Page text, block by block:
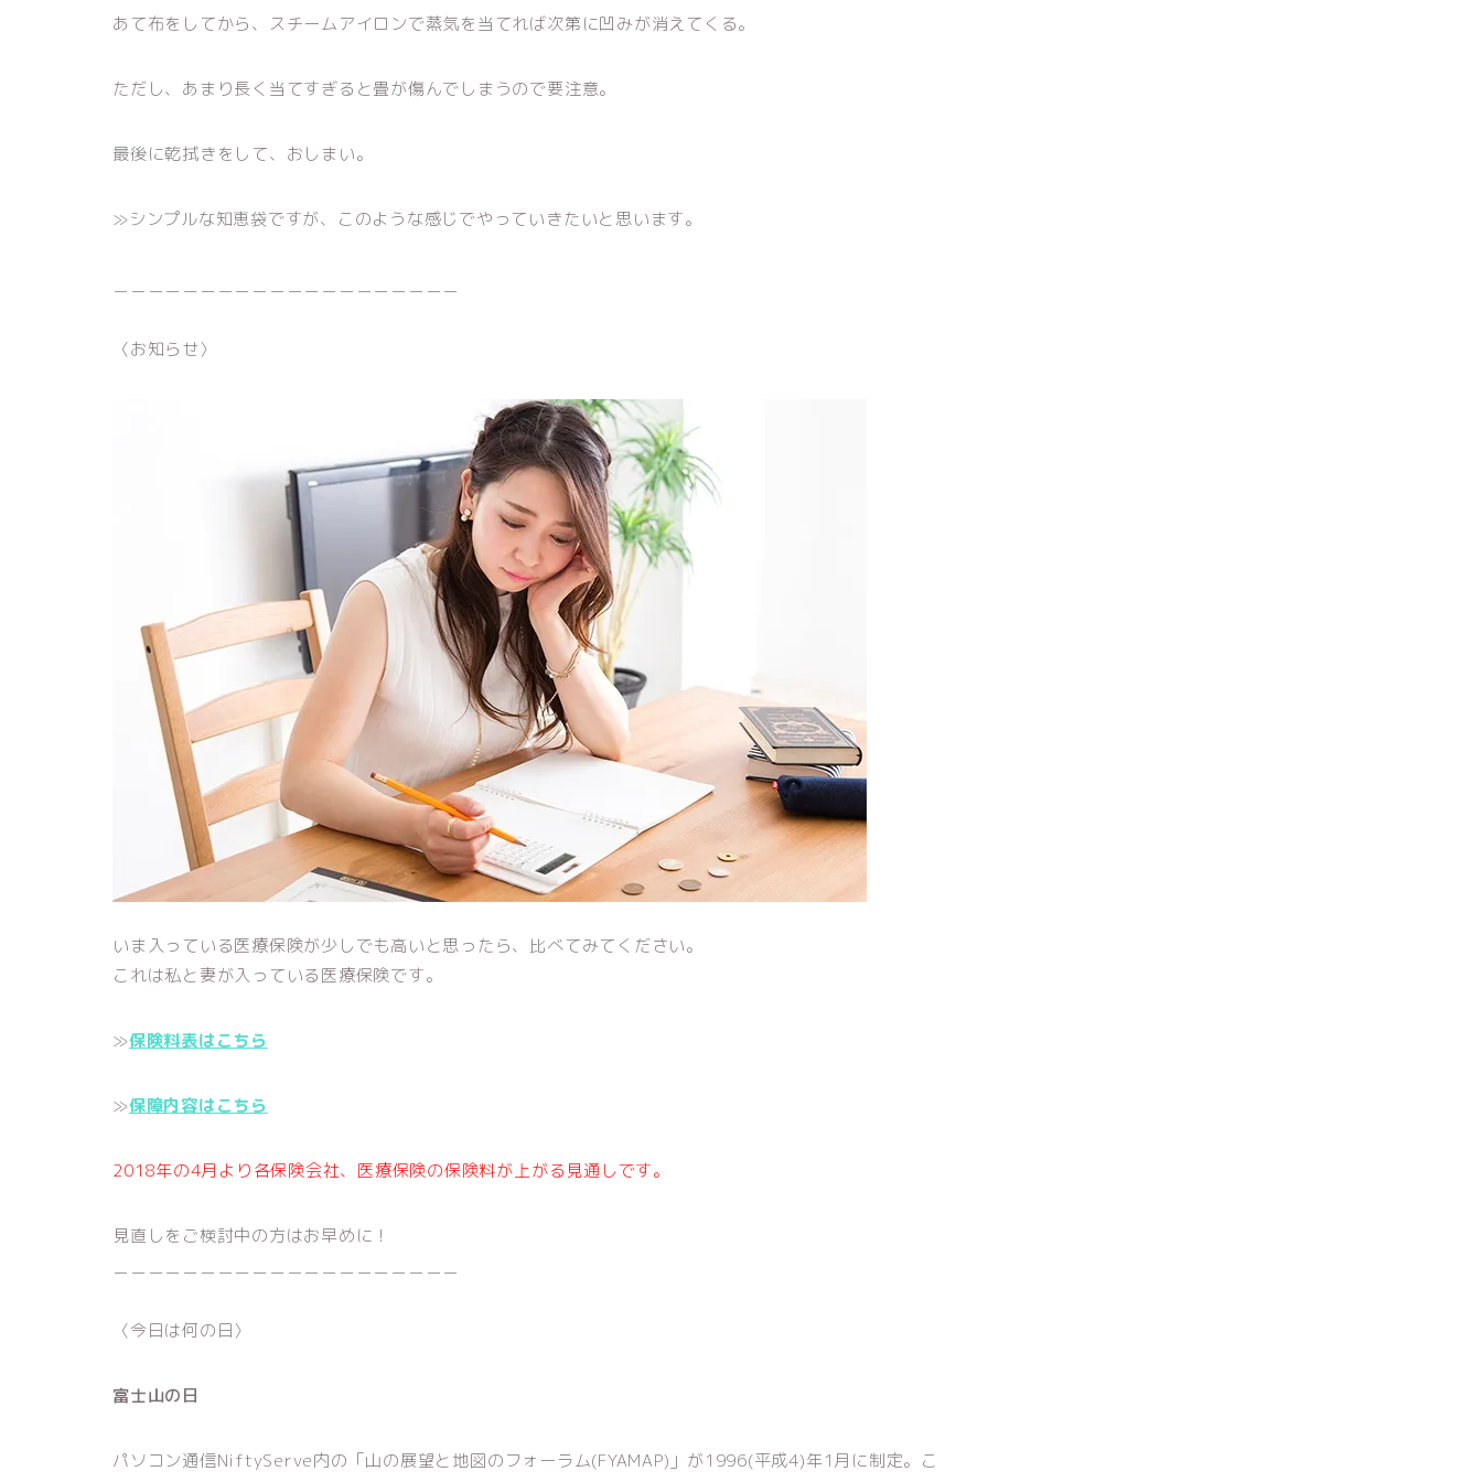
あて布をしてから、スチームアイロンで蒸気を当てれば次第に凹みが消えてくる。
ただし、あまり長く当てすぎると畳が傷んでしまうので要注意。
最後に乾拭きをして、おしまい。
≫シンプルな知恵袋ですが、このような感じでやっていきたいと思います。
〈お知らせ〉
いま入っている医療保険が少しでも高いと思ったら、比べてみてください。
これは私と妻が入っている医療保険です。
≫保険料表はこちら
≫保障内容はこちら
2018年の4月より各保険会社、医療保険の保険料が上がる見通しです。
見直しをご検討中の方はお早めに！
〈今日は何の日〉
富士山の日
パソコン通信NiftyServe内の「山の展望と地図のフォーラム(FYAMAP)」が1996(平成4)年1月に制定。こ